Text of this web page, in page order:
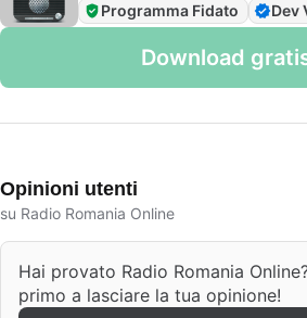
Programma Fidato
Dev
Download
Opinioni utenti
su Radio Romania Online
Hai provato Radio Romania
primo a lasciare la tua opinione!